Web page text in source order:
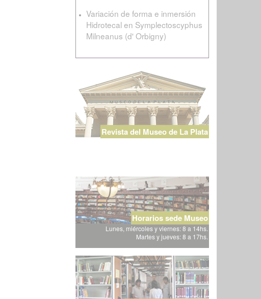
Variación de forma e inmersión
Hidrotecal en Symplectoscyphus
Milneanus (d' Orbigny)
Revista del Museo de La Plata
Horarios sede Museo
Lunes, miércoles y viernes: 8 a 14hs.
Martes y jueves: 8 a 17hs.